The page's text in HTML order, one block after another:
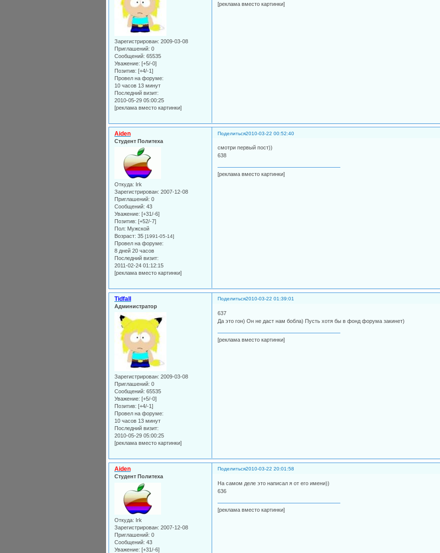
Зарегистрирован: 2009-03-08
Приглашений: 0
Сообщений: 65535
Уважение: [+5/-0]
Позитив: [+4/-1]
Провел на форуме:
10 часов 13 минут
Последний визит:
2010-05-29 05:00:25
[реклама вместо картинки]
[реклама вместо картинки]
Поделиться2010-03-22 00:52:40
Aiden
Студент Политеха
Откуда: Irk
Зарегистрирован: 2007-12-08
Приглашений: 0
Сообщений: 43
Уважение: [+31/-6]
Позитив: [+52/-7]
Пол: Мужской
Возраст: 35 [1991-05-14]
Провел на форуме:
8 дней 20 часов
Последний визит:
2011-02-24 01:12:15
[реклама вместо картинки]
смотри первый пост))
638
[реклама вместо картинки]
Поделиться2010-03-22 01:39:01
Tidfall
Администратор
Зарегистрирован: 2009-03-08
Приглашений: 0
Сообщений: 65535
Уважение: [+5/-0]
Позитив: [+4/-1]
Провел на форуме:
10 часов 13 минут
Последний визит:
2010-05-29 05:00:25
[реклама вместо картинки]
637
Да это гон) Он не даст нам бобла) Пусть хотя бы в фонд форума закинет)
[реклама вместо картинки]
Поделиться2010-03-22 20:01:58
Aiden
Студент Политеха
Откуда: Irk
Зарегистрирован: 2007-12-08
Приглашений: 0
Сообщений: 43
Уважение: [+31/-6]
На самом деле это написал я от его имени))
636
[реклама вместо картинки]